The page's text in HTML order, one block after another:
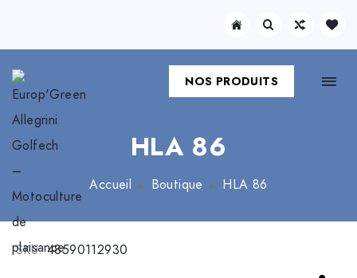
NOS PRODUITS
HLA 86
Accueil Boutique HLA 86
SKU:48590112930